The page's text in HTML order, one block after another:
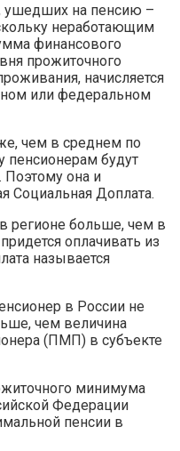
ушедших на пенсию –
неработающим
финансового
прожиточного
начисляется
или федеральном
чем в среднем по
пенсионерам будут
Поэтому она и
Социальная Доплата.
регионе больше, чем в
оплачивать из
называется
в России не
чем величина
(ПМП) в субъекте
минимума
Федерации
пенсии в